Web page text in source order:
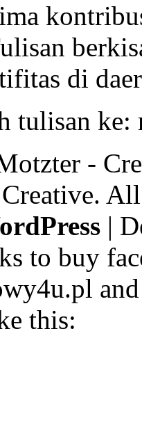
di
tulisan ke:
-
|
to buy
this: